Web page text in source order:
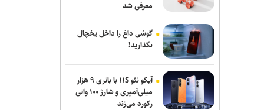
صنعت نفت مهاجم مس شهر بابک را
جذب کرد
دروازه‌بان‌های سابق پرسپولیس و تراکتور به
شمس آذر پیوستند
معرفی شد
گوشی داغ را داخل یخچال
نگذارید!
آیکو نئو ۱۱S با باتری ۹ هزار
میلی‌آمپری و شارژ ۱۰۰ واتی
رکورد می‌زند